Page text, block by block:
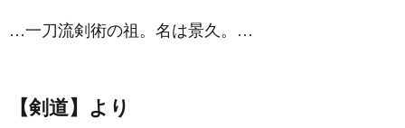
…一刀流剣術の祖。名は景久。…
【剣道】より